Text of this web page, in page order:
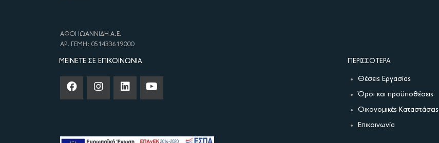
ΑΦΟΙ ΙΩΑΝΝΙΔΗ Α.Ε.
ΑΡ. ΓΕΜΗ: 051433619000
ΜΕΊΝΕΤΕ ΣΕ ΕΠΙΚΟΙΝΩΝΊΑ ΠΕΡΙΣΣΌΤΕΡΑ
Θέσεις Εργασίας
Όροι και προϋποθέσεις
Οικονομικές Καταστάσεις
Επικοινωνία